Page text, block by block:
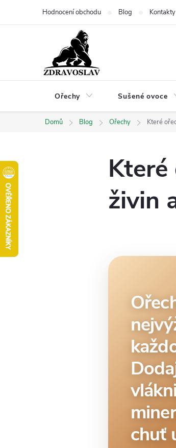
Hodnocení obchodu Blog Kontakty
Ořechy Sušené ovoce
Domů Blog Ořechy Které
živin
chuť